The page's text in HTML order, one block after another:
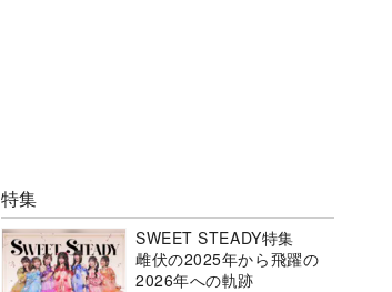
特集
SWEET STEADY特集
雌伏の2025年から飛躍の
2026年への軌跡